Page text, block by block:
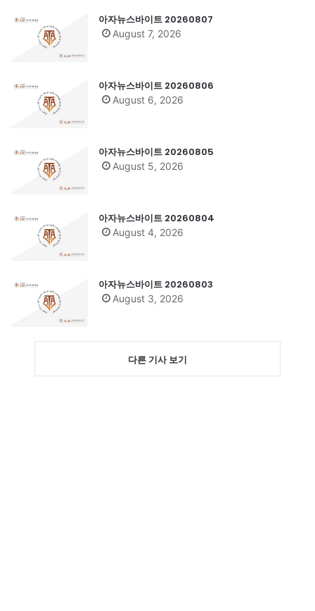
아자뉴스바이트 20260807
August 7, 2026
아자뉴스바이트 20260806
August 6, 2026
아자뉴스바이트 20260805
August 5, 2026
아자뉴스바이트 20260804
August 4, 2026
아자뉴스바이트 20260803
August 3, 2026
다른 기사 보기